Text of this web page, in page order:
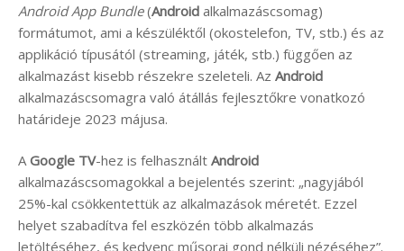
Android App Bundle(Android alkalmazáscsomag)
formátumot, ami a készüléktől (okostelefon, TV, stb.) és az
applikáció típusától (streaming, játék, stb.) függően az
alkalmazást kisebb részekre szeleteli. Az Android
alkalmazáscsomagra való átállás fejlesztőkre vonatkozó
határideje 2023 májusa.
AGoogle TV-hez is felhasznált Android
alkalmazáscsomagokkal a bejelentés szerint: „nagyjából
25%-kal csökkentettük az alkalmazások méretét. Ezzel
helyet szabadítva fel eszközén több alkalmazás
letöltéséhez, és kedvenc műsorai gond nélküli nézéséhez”.